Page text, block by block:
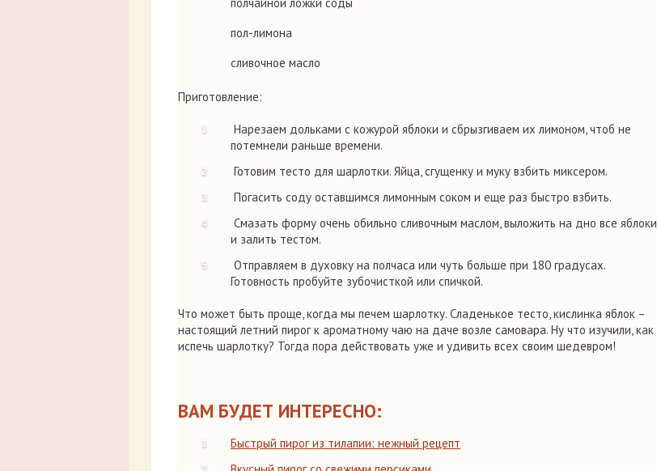
пол-лимона
сливочное масло
Приготовление:
Нарезаем дольками с кожурой яблоки и сбрызгиваем их лимоном, чтоб не
потемнели раньше времени.
Готовим тесто для шарлотки. Яйца, сгущенку и муку взбить миксером.
Погасить соду оставшимся лимонным соком и еще раз быстро взбить.
Смазать форму очень обильно сливочным маслом, выложить на дно все яблоки
и залить тестом.
Отправляем в духовку на полчаса или чуть больше при 180 градусах.
Готовность пробуйте зубочисткой или спичкой.
Что может быть проще, когда мы печем шарлотку. Сладенькое тесто, кислинка яблок –
настоящий летний пирог к ароматному чаю на даче возле самовара. Ну что изучили, как
испечь шарлотку? Тогда пора действовать уже и удивить всех своим шедевром!
ВАМ БУДЕТ ИНТЕРЕСНО:
Быстрый пирог из тилапии: нежный рецепт